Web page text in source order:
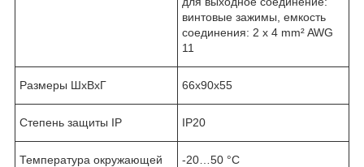
винтовые зажимы, емкость
соединения: 2 x 4 mm² AWG
11
Размеры ШхВхГ 66х90х55
Степень защиты IP IP20
Температура окружающей
-20…50 °C